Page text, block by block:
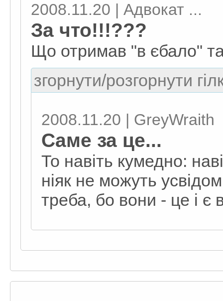
2008.11.20 | Адвокат ...
За что!!!???
Що отримав "в єбало" та
згорнути/розгорнути
2008.11.20 | GreyWraith
Саме за це...
То навіть кумедно:
ніяк не можуть
треба, бо вони - це і є